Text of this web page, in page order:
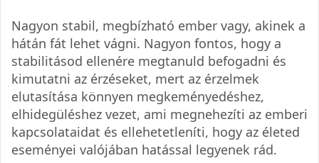
Nagyon stabil, megbízható ember vagy, akinek a
hátán fát lehet vágni. Nagyon fontos, hogy a
stabilitásod ellenére megtanuld befogadni és
kimutatni az érzéseket, mert az érzelmek
elutasítása könnyen megkeményedéshez,
elhidegüléshez vezet, ami megnehezíti az emberi
kapcsolataidat és ellehetetleníti, hogy az életed
eseményei valójában hatással legyenek rád.